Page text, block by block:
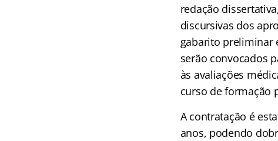
redação
discursivas dos
gabarito preliminar
serão convocados
às avaliações
curso de formação
A contratação é
anos, podendo